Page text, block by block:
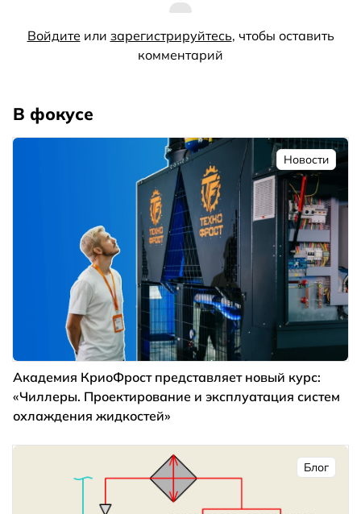
Войдите или зарегистрируйтесь, чтобы оставить
комментарий
В фокусе
Новости
Академия КриоФрост представляет новый курс:
«Чиллеры. Проектирование и эксплуатация систем
охлаждения жидкостей»
Блог